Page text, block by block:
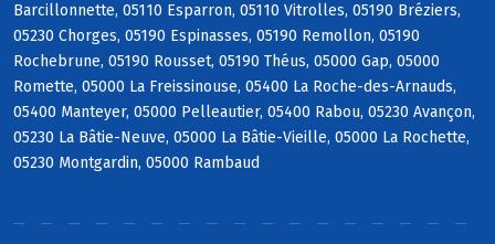
Barcillonnette, 05110 Esparron, 05110 Vitrolles, 05190 Bréziers,
05230 Chorges, 05190 Espinasses, 05190 Remollon, 05190
Rochebrune, 05190 Rousset, 05190 Théus, 05000 Gap, 05000
Romette, 05000 La Freissinouse, 05400 La Roche-des-Arnauds,
05400 Manteyer, 05000 Pelleautier, 05400 Rabou, 05230 Avançon,
05230 La Bâtie-Neuve, 05000 La Bâtie-Vieille, 05000 La Rochette,
05230 Montgardin, 05000 Rambaud